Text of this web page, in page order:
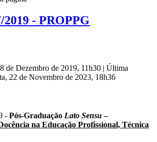
2019 - PROPPG
de Dezembro de 2019, 11h30 | Última
22 de Novembro de 2023, 18h36
- Pós-Graduação Lato Sensu–
na Educação Profissional, Técnica